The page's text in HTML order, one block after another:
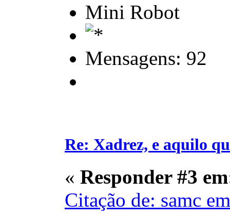
Mini Robot
Mensagens: 92
Re: Xadrez, e aquilo
« Responder #3
Citação de: samc